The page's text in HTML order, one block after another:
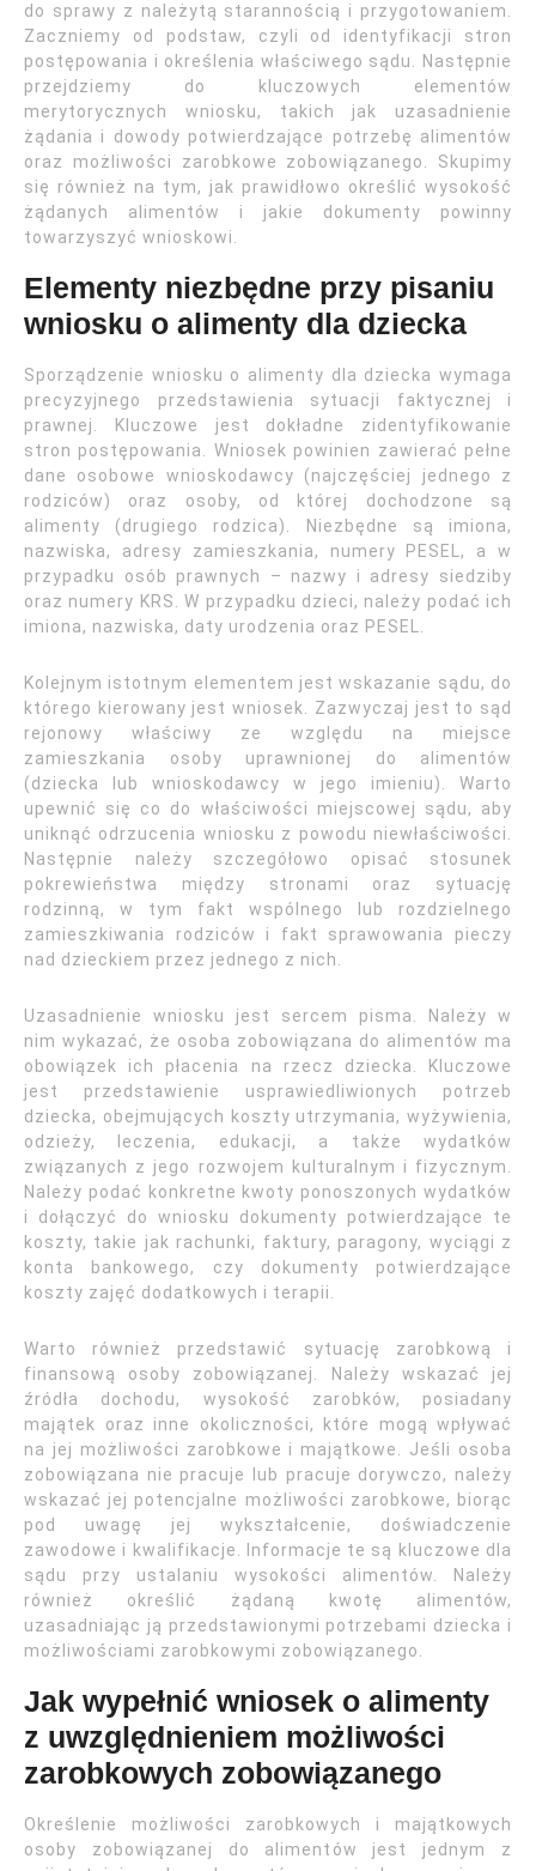
do sprawy z należytą starannością i przygotowaniem.
Zaczniemy od podstaw, czyli od identyfikacji stron
postępowania i określenia właściwego sądu. Następnie
przejdziemy do kluczowych elementów
merytorycznych wniosku, takich jak uzasadnienie
żądania i dowody potwierdzające potrzebę alimentów
oraz możliwości zarobkowe zobowiązanego. Skupimy
się również na tym, jak prawidłowo określić wysokość
żądanych alimentów i jakie dokumenty powinny
towarzyszyć wnioskowi.
Elementy niezbędne przy pisaniu
wniosku o alimenty dla dziecka
Sporządzenie wniosku o alimenty dla dziecka wymaga
precyzyjnego przedstawienia sytuacji faktycznej i
prawnej. Kluczowe jest dokładne zidentyfikowanie
stron postępowania. Wniosek powinien zawierać pełne
dane osobowe wnioskodawcy (najczęściej jednego z
rodziców) oraz osoby, od której dochodzone są
alimenty (drugiego rodzica). Niezbędne są imiona,
nazwiska, adresy zamieszkania, numery PESEL, a w
przypadku osób prawnych – nazwy i adresy siedziby
oraz numery KRS. W przypadku dzieci, należy podać ich
imiona, nazwiska, daty urodzenia oraz PESEL.
Kolejnym istotnym elementem jest wskazanie sądu, do
którego kierowany jest wniosek. Zazwyczaj jest to sąd
rejonowy właściwy ze względu na miejsce
zamieszkania osoby uprawnionej do alimentów
(dziecka lub wnioskodawcy w jego imieniu). Warto
upewnić się co do właściwości miejscowej sądu, aby
uniknąć odrzucenia wniosku z powodu niewłaściwości.
Następnie należy szczegółowo opisać stosunek
pokrewieństwa między stronami oraz sytuację
rodzinną, w tym fakt wspólnego lub rozdzielnego
zamieszkiwania rodziców i fakt sprawowania pieczy
nad dzieckiem przez jednego z nich.
Uzasadnienie wniosku jest sercem pisma. Należy w
nim wykazać, że osoba zobowiązana do alimentów ma
obowiązek ich płacenia na rzecz dziecka. Kluczowe
jest przedstawienie usprawiedliwionych potrzeb
dziecka, obejmujących koszty utrzymania, wyżywienia,
odzieży, leczenia, edukacji, a także wydatków
związanych z jego rozwojem kulturalnym i fizycznym.
Należy podać konkretne kwoty ponoszonych wydatków
i dołączyć do wniosku dokumenty potwierdzające te
koszty, takie jak rachunki, faktury, paragony, wyciągi z
konta bankowego, czy dokumenty potwierdzające
koszty zajęć dodatkowych i terapii.
Warto również przedstawić sytuację zarobkową i
finansową osoby zobowiązanej. Należy wskazać jej
źródła dochodu, wysokość zarobków, posiadany
majątek oraz inne okoliczności, które mogą wpływać
na jej możliwości zarobkowe i majątkowe. Jeśli osoba
zobowiązana nie pracuje lub pracuje dorywczo, należy
wskazać jej potencjalne możliwości zarobkowe, biorąc
pod uwagę jej wykształcenie, doświadczenie
zawodowe i kwalifikacje. Informacje te są kluczowe dla
sądu przy ustalaniu wysokości alimentów. Należy
również określić żądaną kwotę alimentów,
uzasadniając ją przedstawionymi potrzebami dziecka i
możliwościami zarobkowymi zobowiązanego.
Jak wypełnić wniosek o alimenty
z uwzględnieniem możliwości
zarobkowych zobowiązanego
Określenie możliwości zarobkowych i majątkowych
osoby zobowiązanej do alimentów jest jednym z